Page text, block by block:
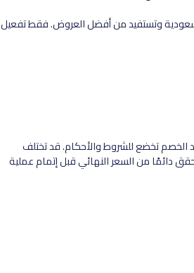
وتستفيد من أفضل العروض. فقط تفعيل
الخصم تخضع للشروط والأحكام. قد تختلف
دائمًا من السعر النهائي قبل إتمام عملية